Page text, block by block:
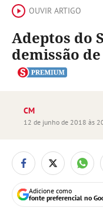
OUVIR ARTIGO
Adeptos do
demissão
CM
12 de junho de 2018 às
Adicione como
fonte preferencial no